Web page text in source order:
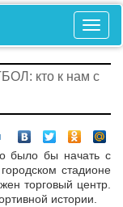
кто к нам с
было бы начать с
стадионе
торговый центр.
истории.